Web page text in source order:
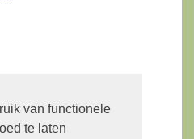
van functionele
te laten